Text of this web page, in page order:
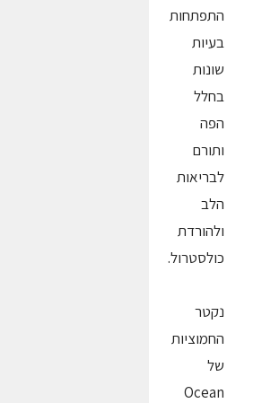
התפתחות
בעיות
שונות
בחלל
הפה
ותורם
לבריאות
הלב
ולהורדת
כולסטרול.
נקטר
החמוציות
של
Ocean